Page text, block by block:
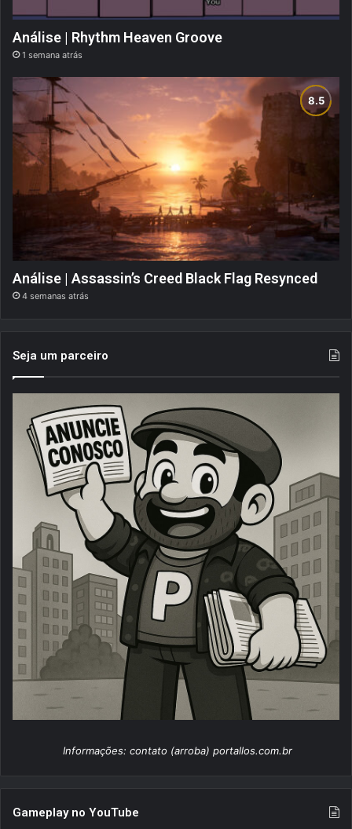
Análise | Rhythm Heaven Groove
1 semana atrás
Análise | Assassin’s Creed Black Flag Resynced
4 semanas atrás
Seja um parceiro
Informações: contato (arroba) portallos.com.br
Gameplay no YouTube